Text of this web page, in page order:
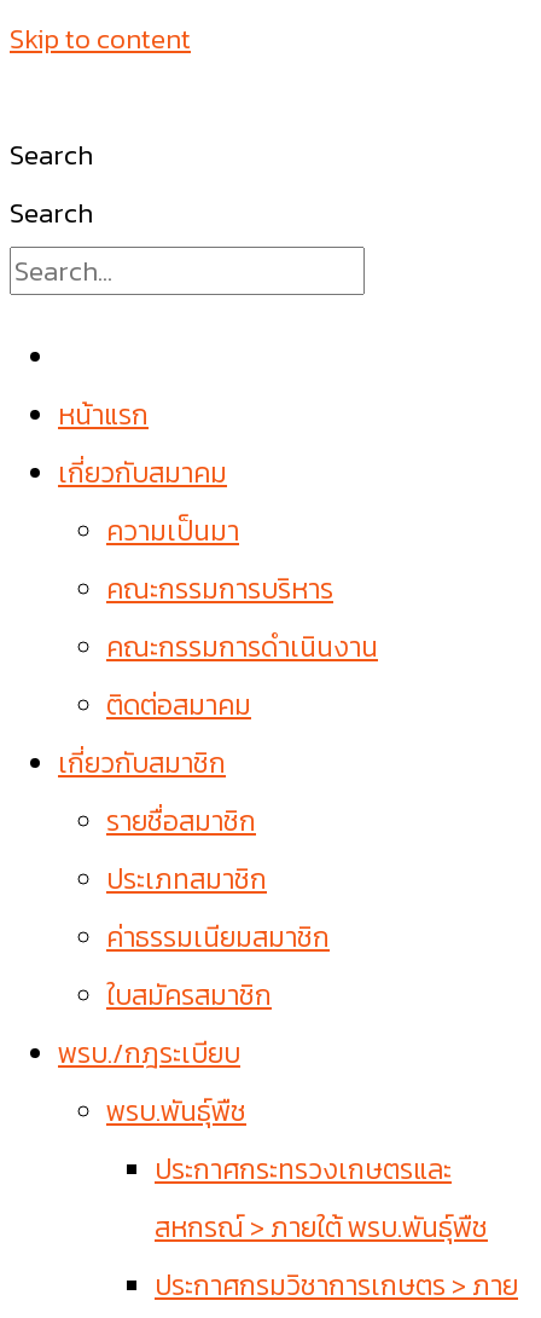
Skip to content
Search
Search
หน้าแรก
เกี่ยวกับสมาคม
ความเป็นมา
คณะกรรมการบริหาร
คณะกรรมการดำเนินงาน
ติดต่อสมาคม
เกี่ยวกับสมาชิก
รายชื่อสมาชิก
ประเภทสมาชิก
ค่าธรรมเนียมสมาชิก
ใบสมัครสมาชิก
พรบ./กฎระเบียบ
พรบ.พันธุ์พืช
ประกาศกระทรวงเกษตรและ
สหกรณ์ > ภายใต้ พรบ.พันธุ์พืช
ประกาศกรมวิชาการเกษตร > ภาย